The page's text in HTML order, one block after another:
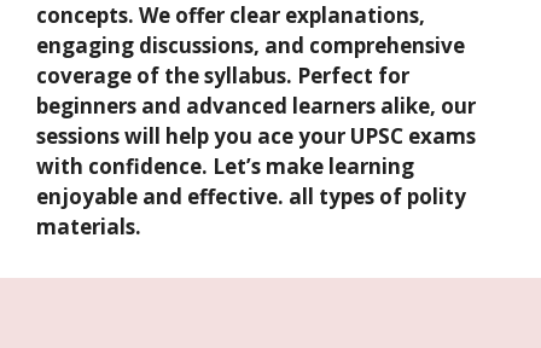
concepts. We offer clear explanations,
engaging discussions, and comprehensive
coverage of the syllabus. Perfect for
beginners and advanced learners alike, our
sessions will help you ace your UPSC exams
with confidence. Let’s make learning
enjoyable and effective. all types of polity
materials.